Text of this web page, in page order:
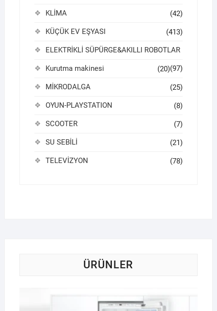
KLİMA (42)
KÜÇÜK EV EŞYASI (413)
ELEKTRİKLİ SÜPÜRGE&AKILLI ROBOTLAR
(97)
Kurutma makinesi (20)
MİKRODALGA (25)
OYUN-PLAYSTATION (8)
SCOOTER (7)
SU SEBİLİ (21)
TELEVİZYON (78)
ÜRÜNLER